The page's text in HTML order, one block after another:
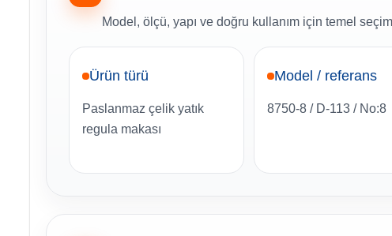
Model, ölçü, yapı ve doğru kullanım için temel
Ürün türü
Paslanmaz çelik yatık
regula makası
Model / referans
8750-8 / D-113 / No:8